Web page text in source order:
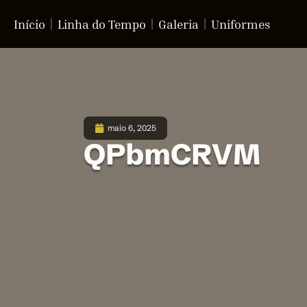
Início Linha do Tempo Galeria Uniformes
maio 6, 2025
QPbmCRVM